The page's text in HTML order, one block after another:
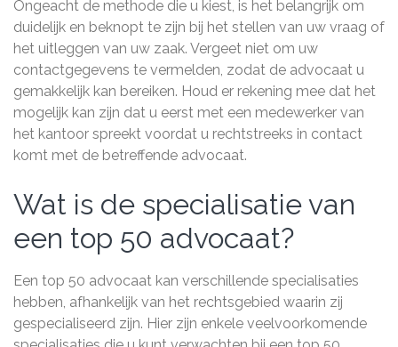
Ongeacht de methode die u kiest, is het belangrijk om
duidelijk en beknopt te zijn bij het stellen van uw vraag of
het uitleggen van uw zaak. Vergeet niet om uw
contactgegevens te vermelden, zodat de advocaat u
gemakkelijk kan bereiken. Houd er rekening mee dat het
mogelijk kan zijn dat u eerst met een medewerker van
het kantoor spreekt voordat u rechtstreeks in contact
komt met de betreffende advocaat.
Wat is de specialisatie van
een top 50 advocaat?
Een top 50 advocaat kan verschillende specialisaties
hebben, afhankelijk van het rechtsgebied waarin zij
gespecialiseerd zijn. Hier zijn enkele veelvoorkomende